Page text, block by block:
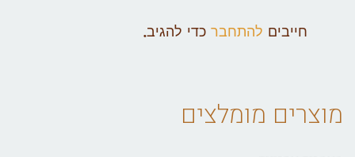
חייבים להתחבר כדי להגיב.
מוצרים מומלצים